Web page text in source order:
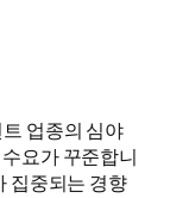
업종의 심야
요가 꾸준합니
집중되는 경향